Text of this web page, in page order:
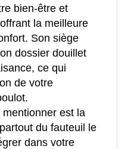
bien-être et
la meilleure
Son siège
dossier douillet
ce qui
de votre
est la
du fauteuil le
dans votre